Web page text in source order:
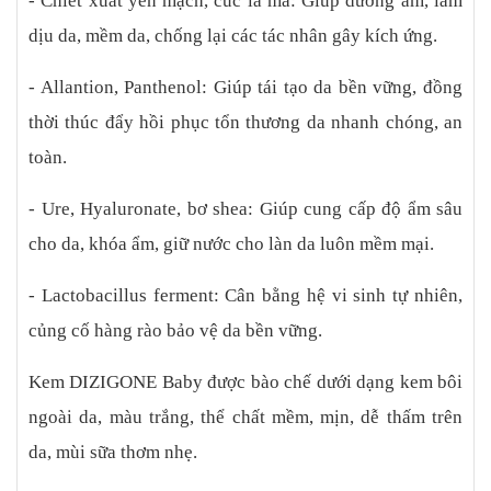
dịu da, mềm da, chống lại các tác nhân gây kích ứng.
- Allantion, Panthenol: Giúp tái tạo da bền vững, đồng
thời thúc đẩy hồi phục tổn thương da nhanh chóng, an
toàn.
- Ure, Hyaluronate, bơ shea: Giúp cung cấp độ ẩm sâu
cho da, khóa ẩm, giữ nước cho làn da luôn mềm mại.
- Lactobacillus ferment: Cân bằng hệ vi sinh tự nhiên,
củng cố hàng rào bảo vệ da bền vững.
Kem DIZIGONE Baby được bào chế dưới dạng kem bôi
ngoài da, màu trắng, thể chất mềm, mịn, dễ thấm trên
da, mùi sữa thơm nhẹ.